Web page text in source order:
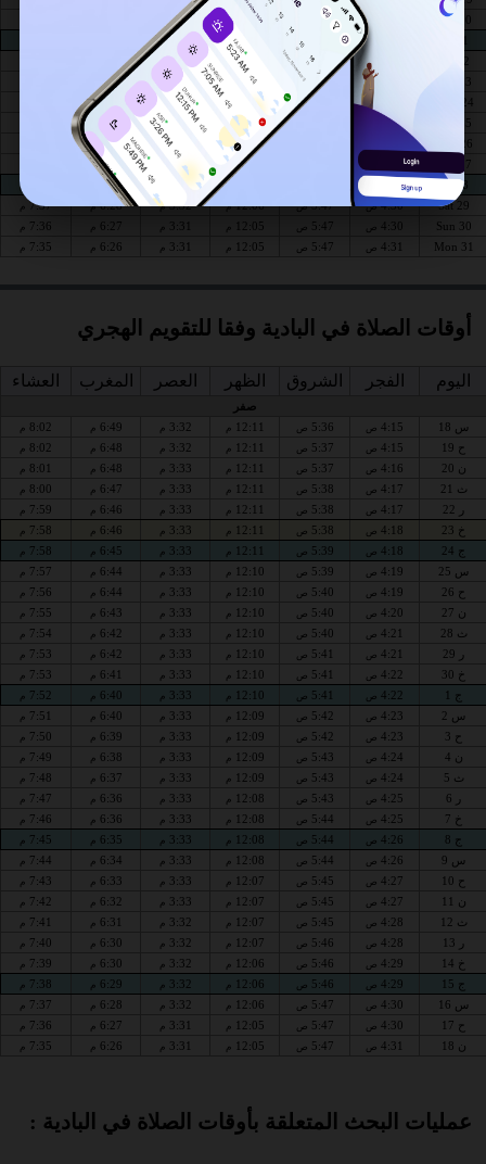
Thu 20 ص 5:44
12:08 م 3:33
ص 12:08 م 3:33 م
ص 5:44 ص 12:08
3:33 م
Sun 23
5:45 ص 12:07
3:33 م 6:33
Mon 24 ص ص 12:07 م 3:33
6:32 م
Tue 25
4:28
12:07 م 3:32 م 6:31
Wed 26
12:07 م 3:32 م 6:30 م
Thu 27
4:29
12:06
3:32
6:30 م
Fri 28
4:29 م 3:32
6:29
Sat 29
4:30 ص 5:47 ص 12:06 م 3:32 م 6:28 م 7:37 م
Sun 30
4:30
5:47
12:05 م 3:31 م 6:27 م 7:36 م
Mon 31
4:31 ص 5:47 ص 12:05 م 3:31 م 6:26 م 7:35 م
أوقات الصلاة في البادية وفقا للتقويم الهجري
اليوم الفجر الشروق الظهر العصر المغرب العشاء
صفر
س 18
4:15 ص 5:36 ص 12:11 م 3:32 م 6:49 م 8:02 م
ح 19 4:15 ص 5:37 ص 12:11 م 3:32 م 6:48 م 8:02 م
ن 20 4:16 ص 5:37 ص 12:11 م 3:33 م 6:48 م 8:01 م
ث 21 4:17 ص 5:38 ص 12:11 م 3:33 م 6:47 م 8:00 م
ر 22 4:17 ص 5:38 ص 12:11 م 3:33 م 6:46 م 7:59 م
خ 23 4:18 ص 5:38 ص 12:11 م 3:33 م 6:46 م 7:58 م
ج 24 4:18 ص 5:39 ص 12:11 م 3:33 م 6:45 م 7:58 م
س 25 4:19 ص 5:39 ص 12:10 م 3:33 م 6:44 م 7:57 م
ح 26 4:19 ص 5:40 ص 12:10 م 3:33 م 6:44 م 7:56 م
ن 27 4:20 ص 5:40 ص 12:10 م 3:33 م 6:43 م 7:55 م
ث 28 4:21 ص 5:40 ص 12:10 م 3:33 م 6:42 م 7:54 م
ر 29 4:21 ص 5:41 ص 12:10 م 3:33 م 6:42 م 7:53 م
خ 30 4:22 ص 5:41 ص 12:10 م 3:33 م 6:41 م 7:53 م
ج 1 4:22 ص 5:41 ص 12:10 م 3:33 م 6:40 م 7:52 م
س 2 4:23 ص 5:42 ص 12:09 م 3:33 م 6:40 م 7:51 م
ح 3 4:23 ص 5:42 ص 12:09 م 3:33 م 6:39 م 7:50 م
ن 4 4:24 ص 5:43 ص 12:09 م 3:33 م 6:38 م 7:49 م
ث 5 4:24 ص 5:43 ص 12:09 م 3:33 م 6:37 م 7:48 م
ر 6 4:25 ص 5:43 ص 12:08 م 3:33 م 6:36 م 7:47 م
خ 7 4:25 ص 5:44 ص 12:08 م 3:33 م 6:36 م 7:46 م
ج 8 4:26 ص 5:44 ص 12:08 م 3:33 م 6:35 م 7:45 م
س 9 4:26 ص 5:44 ص 12:08 م 3:33 م 6:34 م 7:44 م
ح 10 4:27 ص 5:45 ص 12:07 م 3:33 م 6:33 م 7:43 م
ن 11 4:27 ص 5:45 ص 12:07 م 3:33 م 6:32 م 7:42 م
ث 12 4:28 ص 5:45 ص 12:07 م 3:32 م 6:31 م 7:41 م
ر 13 4:28 ص 5:46 ص 12:07 م 3:32 م 6:30 م 7:40 م
خ 14 4:29 ص 5:46 ص 12:06 م 3:32 م 6:30 م 7:39 م
ج 15 4:29 ص 5:46 ص 12:06 م 3:32 م 6:29 م 7:38 م
س 16 4:30 ص 5:47 ص 12:06 م 3:32 م 6:28 م 7:37 م
ح 17 4:30 ص 5:47 ص 12:05 م 3:31 م 6:27 م 7:36 م
ن 18 4:31 ص 5:47 ص 12:05 م 3:31 م 6:26 م 7:35 م
عمليات البحث المتعلقة بأوقات الصلاة في البادية :